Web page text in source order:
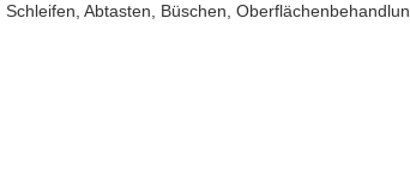
Abtasten, Büschen,